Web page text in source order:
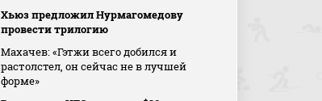
Хьюз предложил Нурмагомедову
провести трилогию
Махачев: «Гэтжи всего добился и
растолстел, он сейчас не в лучшей
форме»